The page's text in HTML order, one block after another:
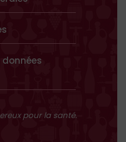
pour la santé.